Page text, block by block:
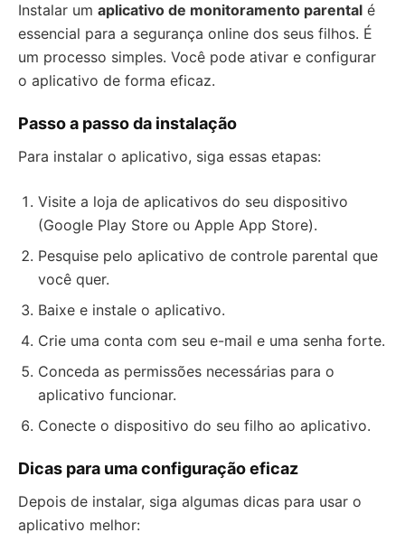
Instalar um aplicativo de monitoramento parental é
essencial para a segurança online dos seus filhos. É
um processo simples. Você pode ativar e configurar
o aplicativo de forma eficaz.
Passo a passo da instalação
Para instalar o aplicativo, siga essas etapas:
Visite a loja de aplicativos do seu dispositivo
(Google Play Store ou Apple App Store).
Pesquise pelo aplicativo de controle parental que
você quer.
Baixe e instale o aplicativo.
Crie uma conta com seu e-mail e uma senha forte.
Conceda as permissões necessárias para o
aplicativo funcionar.
Conecte o dispositivo do seu filho ao aplicativo.
Dicas para uma configuração eficaz
Depois de instalar, siga algumas dicas para usar o
aplicativo melhor: